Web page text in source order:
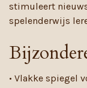
stimuleert
spelenderwijs
• Vlakke spiegel